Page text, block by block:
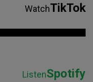
WatchTikTok
ListenSpotify